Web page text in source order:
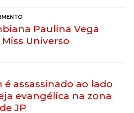
Paulina Vega
Universo
é assassinado ao lado
evangélica na zona
JP